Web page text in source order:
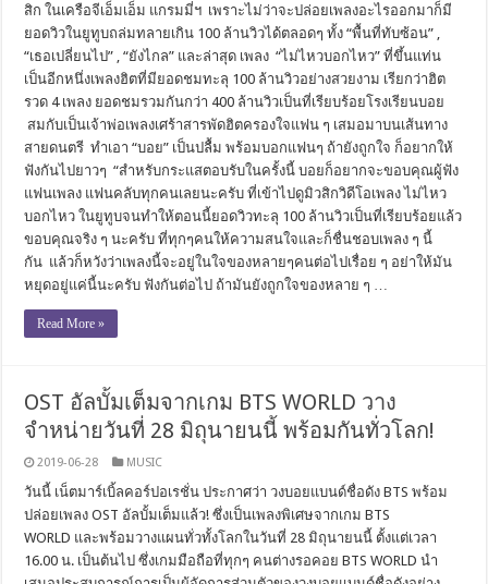
สิก ในเครือจีเอ็มเอ็ม แกรมมี่ฯ เพราะไม่ว่าจะปล่อยเพลงอะไรออกมาก็มี
ยอดวิวในยูทูบถล่มทลายเกิน 100 ล้านวิวได้ตลอดๆ ทั้ง “พื้นที่ทับซ้อน” ,
“เธอเปลี่ยนไป” , “ยังไกล” และล่าสุด เพลง “ไม่ไหวบอกไหว” ที่ขึ้นแท่น
เป็นอีกหนึ่งเพลงฮิตที่มียอดชมทะลุ 100 ล้านวิวอย่างสวยงาม เรียกว่าฮิต
รวด 4 เพลง ยอดชมรวมกันกว่า 400 ล้านวิวเป็นที่เรียบร้อยโรงเรียนบอย
สมกับเป็นเจ้าพ่อเพลงเศร้าสารพัดฮิตครองใจแฟน ๆ เสมอมาบนเส้นทาง
สายดนตรี ทำเอา “บอย” เป็นปลื้ม พร้อมบอกแฟนๆ ถ้ายังถูกใจ ก็อยากให้
ฟังกันไปยาวๆ “สำหรับกระแสตอบรับในครั้งนี้ บอยก็อยากจะขอบคุณผู้ฟัง
แฟนเพลง แฟนคลับทุกคนเลยนะครับ ที่เข้าไปดูมิวสิกวิดีโอเพลง ไม่ไหว
บอกไหว ในยูทูบจนทำให้ตอนนี้ยอดวิวทะลุ 100 ล้านวิวเป็นที่เรียบร้อยแล้ว
ขอบคุณจริง ๆ นะครับ ที่ทุกๆคนให้ความสนใจและก็ชื่นชอบเพลง ๆ นี้
กัน แล้วก็หวังว่าเพลงนี้จะอยู่ในใจของหลายๆคนต่อไปเรื่อย ๆ อย่าให้มัน
หยุดอยู่แค่นี้นะครับ ฟังกันต่อไป ถ้ามันยังถูกใจของหลาย ๆ …
Read More »
OST อัลบั้มเต็มจากเกม BTS WORLD วาง
จำหน่ายวันที่ 28 มิถุนายนนี้ พร้อมกันทั่วโลก!
2019-06-28 MUSIC
วันนี้ เน็ตมาร์เบิ้ลคอร์ปอเรชั่น ประกาศว่า วงบอยแบนด์ชื่อดัง BTS พร้อม
ปล่อยเพลง OST อัลบั้มเต็มแล้ว! ซึ่งเป็นเพลงพิเศษจากเกม BTS
WORLD และพร้อมวางแผนทั่วทั้งโลกในวันที่ 28 มิถุนายนนี้ ตั้งแต่เวลา
16.00 น. เป็นต้นไป ซึ่งเกมมือถือที่ทุกๆ คนต่างรอคอย BTS WORLD นำ